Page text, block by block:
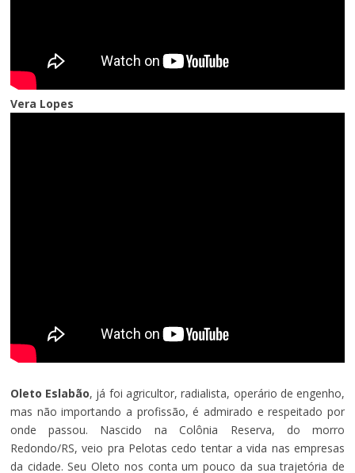
Vera Lopes
Oleto Eslabão, já foi agricultor, radialista, operário de engenho,
mas não importando a profissão, é admirado e respeitado por
onde passou. Nascido na Colônia Reserva, do morro
Redondo/RS, veio pra Pelotas cedo tentar a vida nas empresas
da cidade. Seu Oleto nos conta um pouco da sua trajetória de